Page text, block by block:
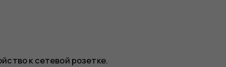
к сетевой розетке.